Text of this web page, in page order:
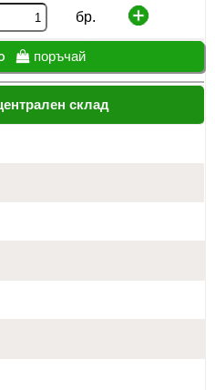
бр.
поръчай
склад